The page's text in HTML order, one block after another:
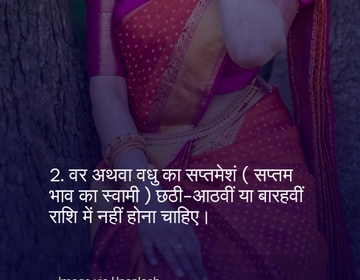
2. वर अथवा वधु का सप्तमेशं ( सप्तम
भाव का स्वामी ) छठी-आठवीं या बारहवीं
राशि में नहीं होना चाहिए।